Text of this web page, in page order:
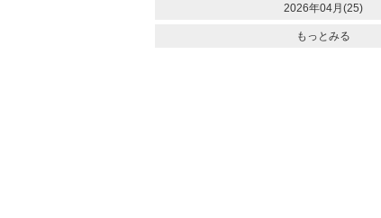
2026年04月(25)
もっとみる